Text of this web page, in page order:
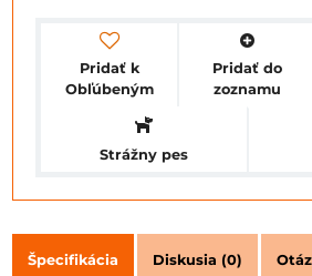
Pridať k
Obľúbeným
Pridať do
zoznamu
Strážny pes
Špecifikácia Diskusia (0)